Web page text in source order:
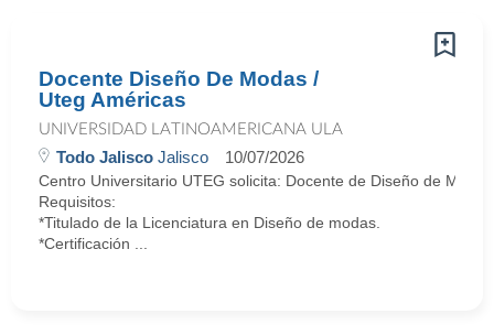
Docente Diseño De Modas /
Uteg Américas
UNIVERSIDAD LATINOAMERICANA ULA
Todo Jalisco Jalisco 10/07/2026
Centro Universitario UTEG solicita: Docente de Diseño de
Requisitos:
*Titulado de la Licenciatura en Diseño de modas.
*Certificación ...